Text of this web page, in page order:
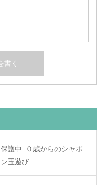
保護中: ０歳からのシャボ
ン玉遊び